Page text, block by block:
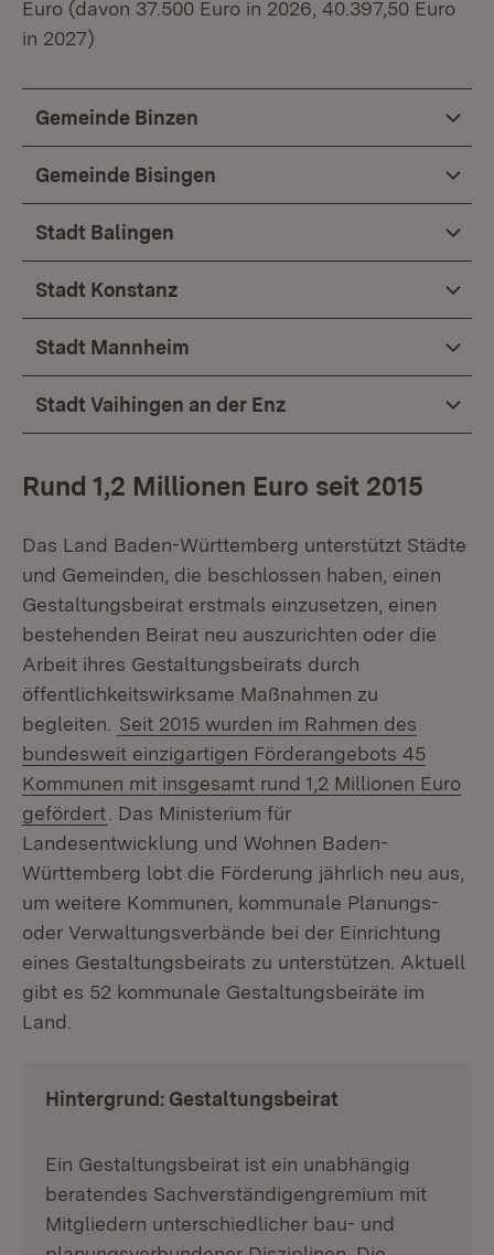
Euro (davon 37.500 Euro in 2026, 40.397,50 Euro
in 2027)
Gemeinde Binzen
Gemeinde Bisingen
Stadt Balingen
Stadt Konstanz
Stadt Mannheim
Stadt Vaihingen an der Enz
Rund 1,2 Millionen Euro seit 2015
Das Land Baden-Württemberg unterstützt Städte
und Gemeinden, die beschlossen haben, einen
Gestaltungsbeirat erstmals einzusetzen, einen
bestehenden Beirat neu auszurichten oder die
Arbeit ihres Gestaltungsbeirats durch
öffentlichkeitswirksame Maßnahmen zu
begleiten.
Seit 2015 wurden im Rahmen des
bundesweit einzigartigen Förderangebots 45
Kommunen mit insgesamt rund 1,2 Millionen Euro
gefördert . Das Ministerium für
Landesentwicklung und Wohnen Baden-
Württemberg lobt die Förderung jährlich neu aus,
um weitere Kommunen, kommunale Planungs-
oder Verwaltungsverbände bei der Einrichtung
eines Gestaltungsbeirats zu unterstützen. Aktuell
gibt es 52 kommunale Gestaltungsbeiräte im
Land.
Hintergrund: Gestaltungsbeirat
Ein Gestaltungsbeirat ist ein unabhängig
beratendes Sachverständigengremium mit
Mitgliedern unterschiedlicher bau- und